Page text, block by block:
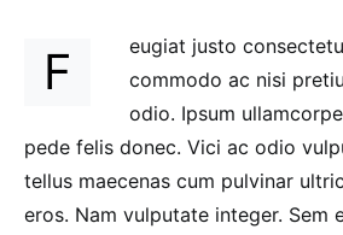
F
eugiat justo
commodo ac nisi
odio. Ipsum
pede felis donec. Vici ac odio
tellus maecenas cum pulvinar
eros. Nam vulputate integer. Sem